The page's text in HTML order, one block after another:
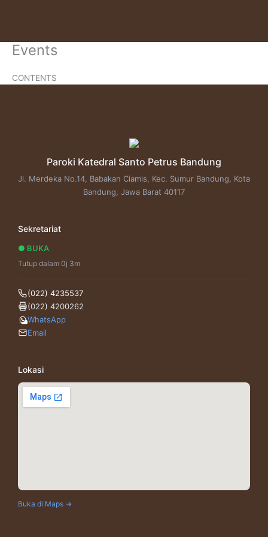
Events
CONTENTS
Paroki Katedral Santo Petrus Bandung
Jl. Merdeka No.14, Babakan Ciamis, Kec. Sumur Bandung, Kota
Bandung, Jawa Barat 40117
Sekretariat
● BUKA
Tutup dalam 0j 3m
(022) 4235537
(022) 4200262
WhatsApp
Email
Lokasi
Buka di Maps →